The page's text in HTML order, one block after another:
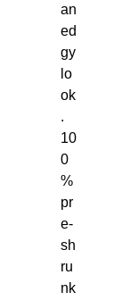
an
ed
gy
lo
ok
.
10
0
%
pr
e-
sh
ru
nk